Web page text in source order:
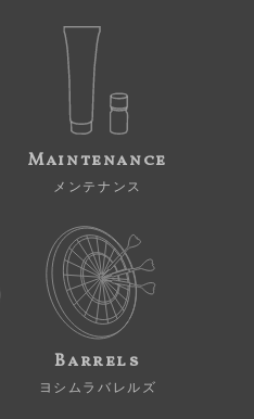
Maintenance
メンテナンス
Barrels
ヨシムラバレルズ